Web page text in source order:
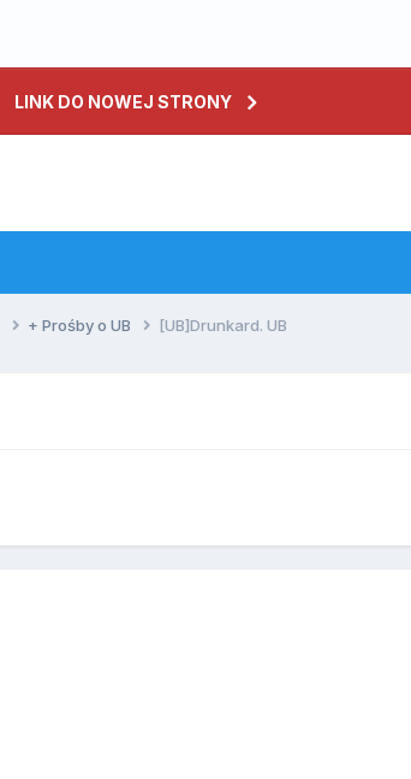
LINK DO NOWEJ STRONY
+ Prośby o UB [UB]Drunkard. UB